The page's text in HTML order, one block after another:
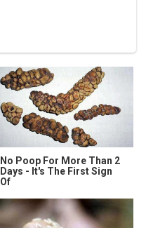
No Poop For More Than 2
Days - It's The First Sign
Of